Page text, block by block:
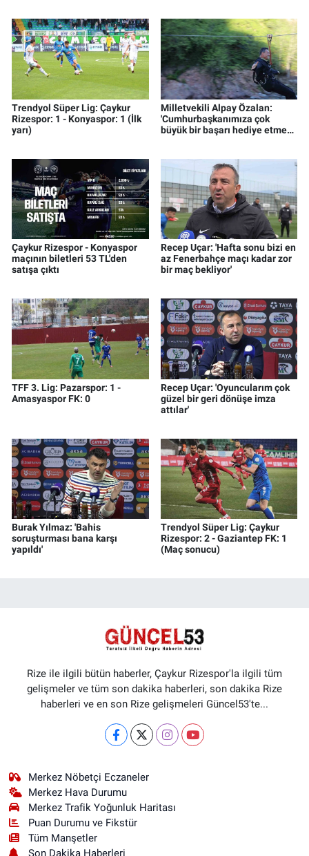
Trendyol Süper Lig: Çaykur
Rizespor: 1 - Konyaspor: 1 (İlk
yarı)
Milletvekili Alpay Özalan:
'Cumhurbaşkanımıza çok
büyük bir başarı hediye etme
Çaykur Rizespor - Konyaspor
maçının biletleri 53 TL'den
satışa çıktı
Recep Uçar: 'Hafta sonu bizi en
az Fenerbahçe maçı kadar zor
bir maç bekliyor'
TFF 3. Lig: Pazarspor: 1 -
Amasyaspor FK: 0
Recep Uçar: 'Oyuncularım çok
güzel bir geri dönüşe imza
attılar'
Burak Yılmaz: 'Bahis
soruşturması bana karşı
yapıldı'
Trendyol Süper Lig: Çaykur
Rizespor: 2 - Gaziantep FK: 1
(Maç sonucu)
Rize ile ilgili bütün haberler, Çaykur Rizespor'la ilgili tüm
gelişmeler ve tüm son dakika haberleri, son dakika Rize
haberleri ve en son Rize gelişmeleri Güncel53'te...
Merkez Nöbetçi Eczaneler
Merkez Hava Durumu
Merkez Trafik Yoğunluk Haritası
Puan Durumu ve Fikstür
Tüm Manşetler
Son Dakika Haberleri